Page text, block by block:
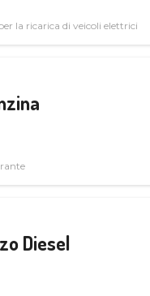
la ricarica di veicoli elettrici
Diesel